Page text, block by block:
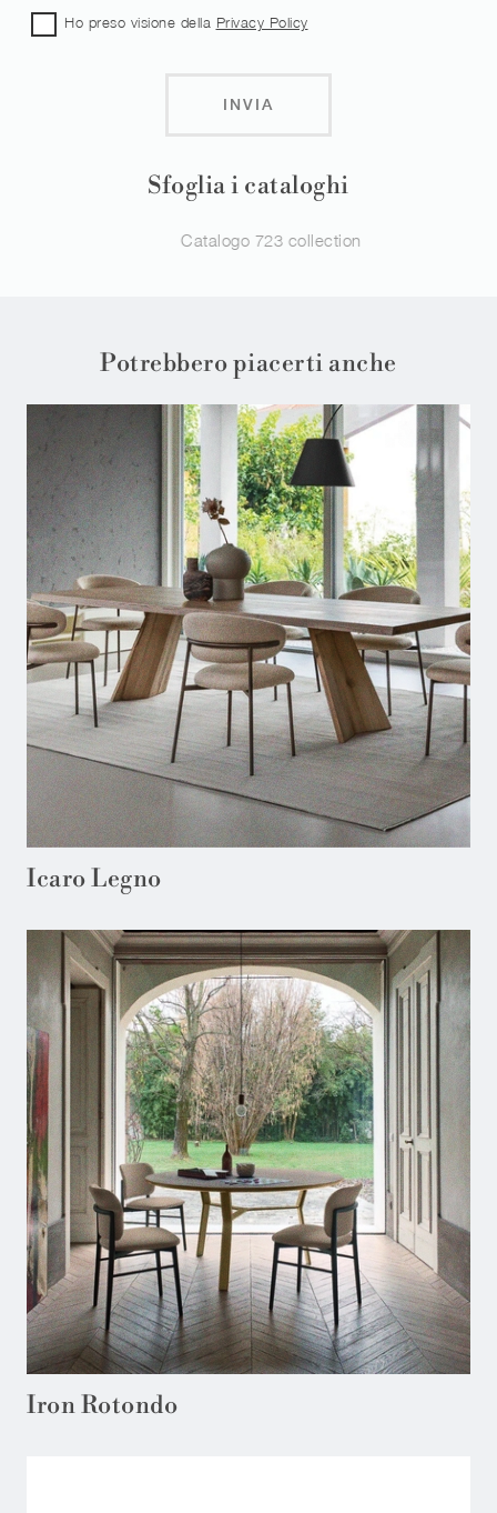
Sfoglia i cataloghi
Catalogo 723 collection
Ho preso visione della Privacy Policy
INVIA
Potrebbero piacerti anche
Icaro Legno
Iron Rotondo